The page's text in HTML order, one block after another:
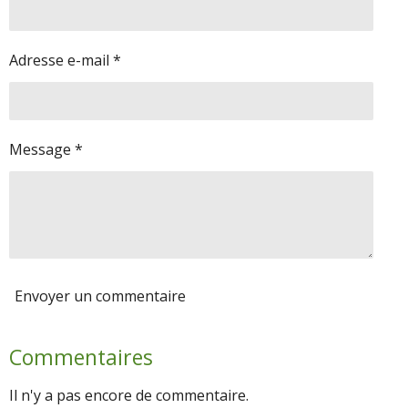
Adresse e-mail *
Message *
Envoyer un commentaire
Commentaires
Il n'y a pas encore de commentaire.